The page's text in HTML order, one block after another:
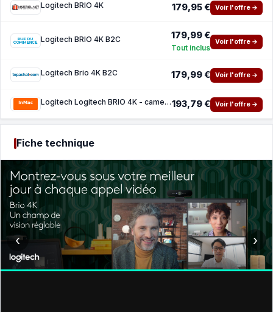
Logitech BRIO 4K 179,95 € Voir l'offre →
Logitech BRIO 4K B2C 179,99 €
Tout inclus
Voir l'offre →
Logitech Brio 4K B2C 179,99 € Voir l'offre →
Logitech Logitech BRIO 4K - camera de diffusion en direct193,79 € Voir l'offre →
Fiche technique
‹ ›